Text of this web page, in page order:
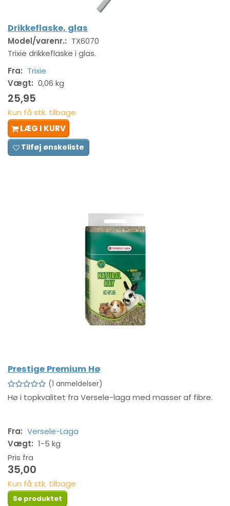
Drikkeflaske, glas
Model/varenr.: TX6070
Trixie drikkeflaske i glas.
Fra: Trixie
Vægt: 0,06 kg
25,95
Kun få stk. tilbage
LÆG I KURV
Tilføj ønskeliste
Prestige Premium Hø
1 anmeldelser
Hø i topkvalitet fra Versele-laga med masser af fibre.
Fra: Versele-Laga
Vægt: 1-5 kg
Pris fra
35,00
Kun få stk. tilbage
Se produktet